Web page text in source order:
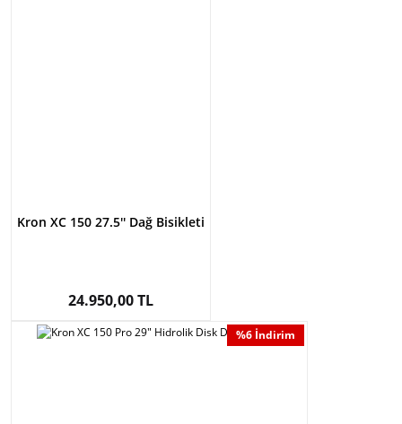
Kron XC 150 27.5'' Dağ Bisikleti
24.950,00 TL
%6 İndirim